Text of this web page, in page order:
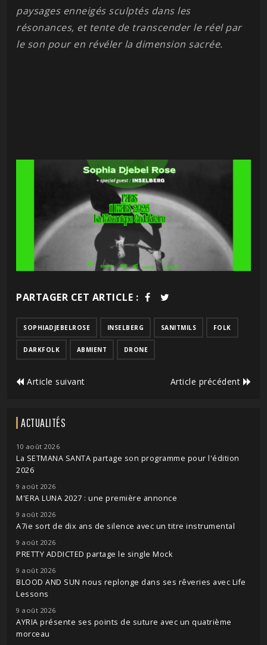
paysages enneigés sculptés dans les
résonances, et tente de transcender le réel par
le son pour en révéler la dimension sacrée.
PARTAGER CET ARTICLE :
SOPHIADJEBELROSE INSELBERG SANITMILS FOLK
DARKFOLK ABMIENT DRONE
Article suivant Article précédent
ACTUALITÉS
10 août 2026
La SETMANA SANTA partage son programme pour l'édition
2026
9 août 2026
M'ERA LUNA 2027 : une première annonce
9 août 2026
A7ie sort de dix ans de silence avec un titre instrumental
9 août 2026
PRETTY ADDICTED partage le single Mock
9 août 2026
BLOOD AND SUN nous replonge dans ses rêveries avec Life
Lessons
9 août 2026
AYRIA présente ses points de suture avec un quatrième
morceau